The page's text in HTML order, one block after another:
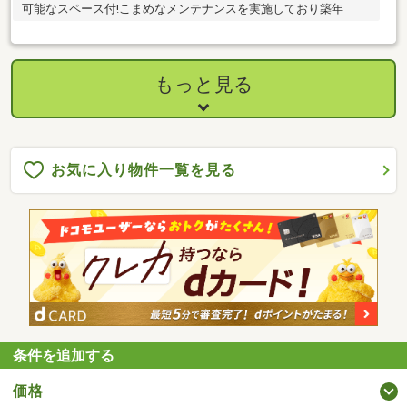
可能なスペース付!こまめなメンテナンスを実施しており築年
もっと見る
お気に入り物件一覧を見る
条件を追加する
価格